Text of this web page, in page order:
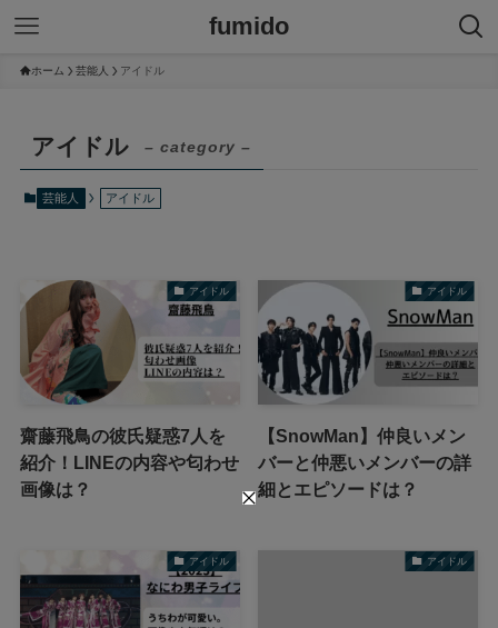
fumido
ホーム 芸能人 アイドル
アイドル – category –
芸能人 アイドル
アイドル
齋藤飛鳥の彼氏疑惑7人を
紹介！LINEの内容や匂わせ
画像は？
アイドル
【SnowMan】仲良いメン
バーと仲悪いメンバーの詳
細とエピソードは？
アイドル アイドル